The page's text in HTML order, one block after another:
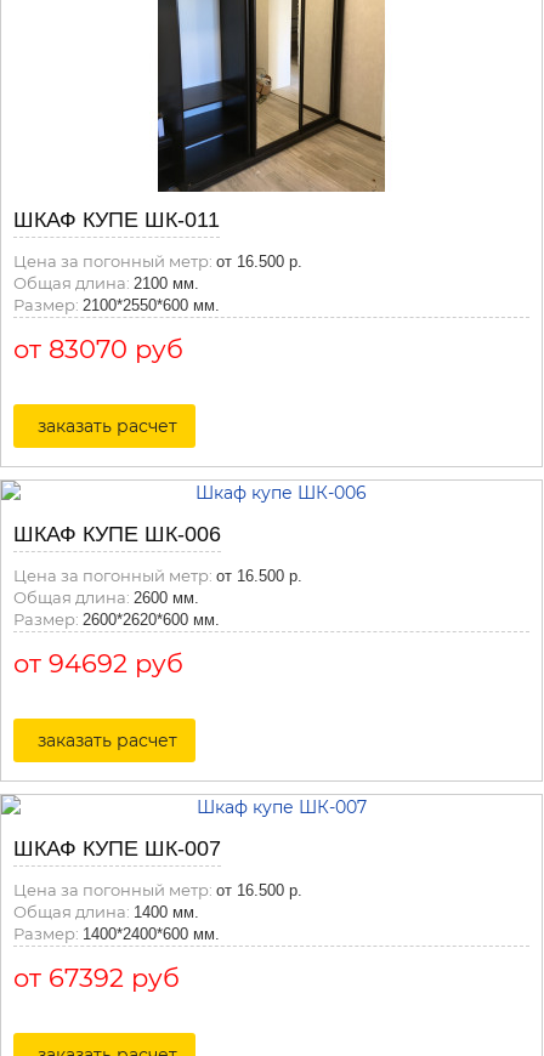
ШКАФ КУПЕ ШК-011
Цена за погонный метр: от 16.500 р.
Общая длина: 2100 мм.
Размер: 2100*2550*600 мм.
от 83070 руб
заказать расчет
ШКАФ КУПЕ ШК-006
Цена за погонный метр: от 16.500 р.
Общая длина: 2600 мм.
Размер: 2600*2620*600 мм.
от 94692 руб
заказать расчет
ШКАФ КУПЕ ШК-007
Цена за погонный метр: от 16.500 р.
Общая длина: 1400 мм.
Размер: 1400*2400*600 мм.
от 67392 руб